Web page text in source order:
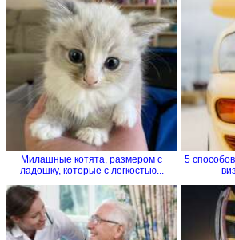
Милашные котята, размером с
ладошку, которые с легкостью...
5